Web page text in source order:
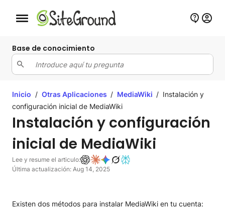
Botón de navegación móvil
Base de conocimiento
Inicio / Otras Aplicaciones / MediaWiki / Instalación y
configuración inicial de MediaWiki
Instalación y configuración
inicial de MediaWiki
Lee y resume el articulo:
Última actualización: Aug 14, 2025
Existen dos métodos para instalar MediaWiki en tu cuenta: